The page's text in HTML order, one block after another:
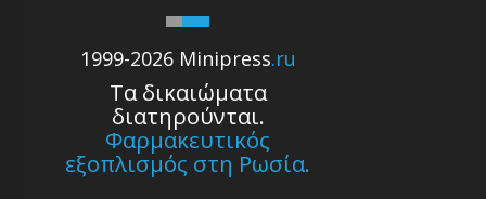
1999-2026 Minipress.ru
Τα δικαιώματα
διατηρούνται.
Φαρμακευτικός
εξοπλισμός στη Ρωσία.